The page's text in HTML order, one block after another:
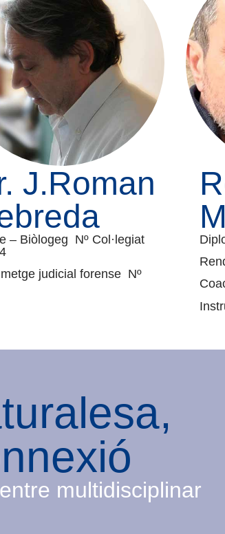
J.Roman
– Biòlogeg Nº Col·legiat
judicial forense Nº
multidisciplinar